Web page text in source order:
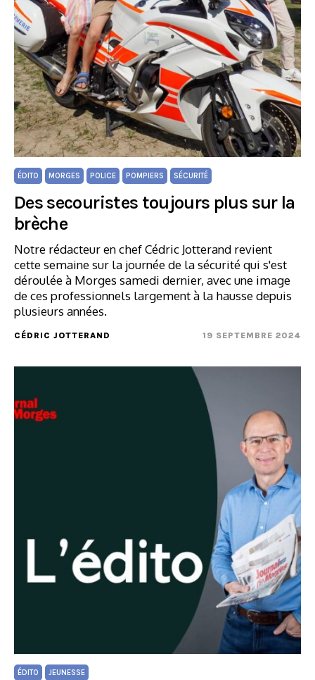
ÉDITO MORGES POLICE POMPIERS SÉCURITÉ
Des secouristes toujours plus sur la
brèche
Notre rédacteur en chef Cédric Jotterand revient
cette semaine sur la journée de la sécurité qui s'est
déroulée à Morges samedi dernier, avec une image
de ces professionnels largement à la hausse depuis
plusieurs années.
CÉDRIC JOTTERAND 19 SEPTEMBRE 2024
ÉDITO JEUNESSE